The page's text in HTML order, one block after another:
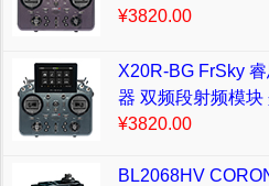
¥3820.00
X20R-BG FrSky
器 双频段射频模块
¥3820.00
BL2068HV